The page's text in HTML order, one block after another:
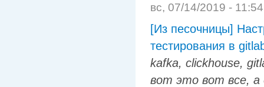
вс, 07/14/2019 -
[Из песочницы]
тестирования в
kafka, clickhouse,
вот это вот все, а